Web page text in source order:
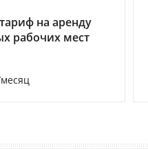
на аренду
рабочих мест